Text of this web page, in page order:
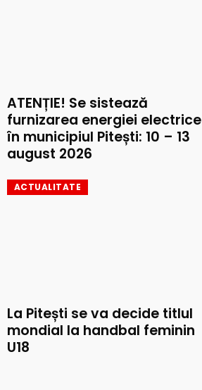
ATENȚIE! Se sistează
furnizarea energiei electrice
în municipiul Pitești: 10 – 13
august 2026
ACTUALITATE
La Pitești se va decide titlul
mondial la handbal feminin
U18